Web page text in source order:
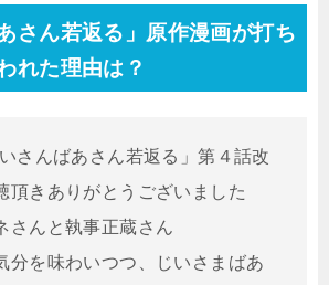
さん若返る」原作漫画が打ち
れた理由は？
さんばあさん若返る」第４話改
頂きありがとうございました
さんと執事正蔵さん
分を味わいつつ、じいさまばあ